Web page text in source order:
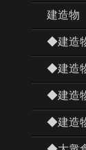
建造物
◆建造
◆建造
◆建造
◆建造